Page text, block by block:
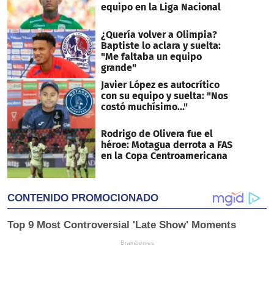
equipo en la Liga Nacional
¿Quería volver a Olimpia?
Baptiste lo aclara y suelta:
"Me faltaba un equipo
grande"
Javier López es autocrítico
con su equipo y suelta: "Nos
costó muchísimo..."
Rodrigo de Olivera fue el
héroe: Motagua derrota a FAS
en la Copa Centroamericana